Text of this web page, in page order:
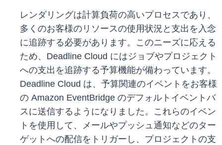
レンダリングは計算負荷の高いプロセスであり、
多くのお客様のリソースの使用状況と支出を入念
に追跡する必要があります。このニーズに応える
ため、Deadline Cloud にはジョブやプロジェクト
への支出を追跡する予算機能が備わっています。
Deadline Cloud は、予算関連のイベントをお客様
の Amazon EventBridge のデフォルトイベントバ
スに送信するようになりました。これらのイベン
トを使用して、メールやプッシュ通知などのター
ゲットへの配信をトリガーし、プロジェクトの支